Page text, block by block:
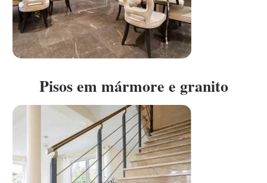
Pisos em mármore e granito